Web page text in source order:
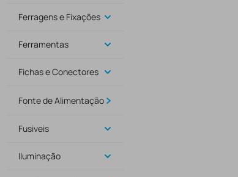
Ferragens e Fixações
Ferramentas
Fichas e Conectores
Fonte de Alimentação
Fusiveis
Iluminação